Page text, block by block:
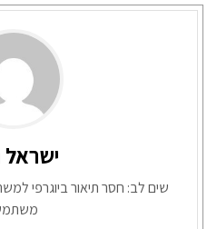
ישראל
שים לב: חסר תיאור ביוגרפי